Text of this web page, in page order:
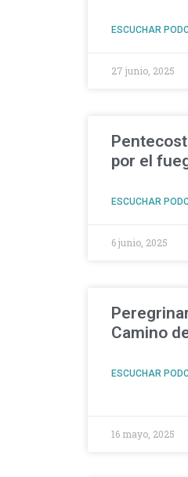
ESCUCHAR
27 junio, 2025
por el
ESCUCHAR
6 junio, 2025
Camino
ESCUCHAR
16 mayo, 2025